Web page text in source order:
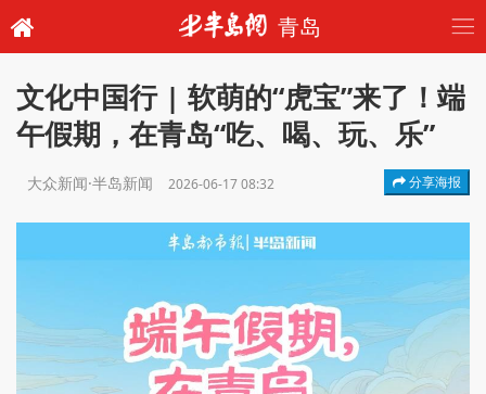
青岛
文化中国行 | 软萌的“虎宝”来了！端
午假期，在青岛“吃、喝、玩、乐”
大众新闻·半岛新闻 2026-06-17 08:32 分享海报